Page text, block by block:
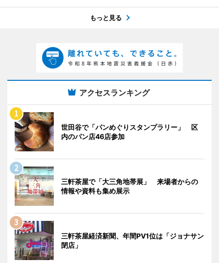
もっと見る
アクセスランキング
世田谷で「パンめぐりスタンプラリー」 区
内のパン店46店参加
三軒茶屋で「大三角地帯展」 来場者からの
情報や資料も集め展示
三軒茶屋経済新聞、年間PV1位は「ジョナサン
閉店」